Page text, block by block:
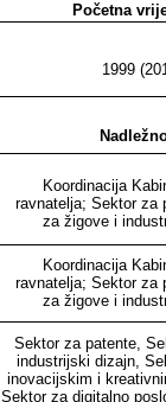
Početna
1999
Koordinacija
ravnatelja; Sektor za
za žigove i
Koordinacija
ravnatelja; Sektor za
za žigove i
Sektor za patente,
industrijski dizajn,
inovacijskim i
Sektor za digitalno